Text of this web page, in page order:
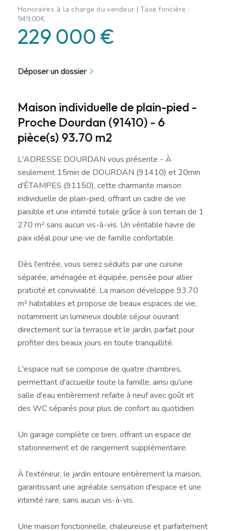
Honoraires à la charge du vendeur | Taxe foncière :
949,00€
229 000 €
Déposer un dossier
Maison individuelle de plain-pied -
Proche Dourdan (91410) - 6
pièce(s) 93.70 m2
L'ADRESSE DOURDAN vous présente - À
seulement 15min de DOURDAN (91410) et 20min
d'ÉTAMPES (91150), cette charmante maison
individuelle de plain-pied, offrant un cadre de vie
paisible et une intimité totale grâce à son terrain de 1
270 m² sans aucun vis-à-vis. Un véritable havre de
paix idéal pour une vie de famille confortable.
Dès l'entrée, vous serez séduits par une cuisine
séparée, aménagée et équipée, pensée pour allier
praticité et convivialité. La maison développe 93.70
m² habitables et propose de beaux espaces de vie,
notamment un lumineux double séjour ouvrant
directement sur la terrasse et le jardin, parfait pour
profiter des beaux jours en toute tranquillité.
L'espace nuit se compose de quatre chambres,
permettant d'accueillir toute la famille, ainsi qu'une
salle d'eau entièrement refaite à neuf avec goût et
des WC séparés pour plus de confort au quotidien.
Un garage complète ce bien, offrant un espace de
stationnement et de rangement supplémentaire.
À l'extérieur, le jardin entoure entièrement la maison,
garantissant une agréable sensation d'espace et une
intimité rare, sans aucun vis-à-vis.
Une maison fonctionnelle, chaleureuse et parfaitement